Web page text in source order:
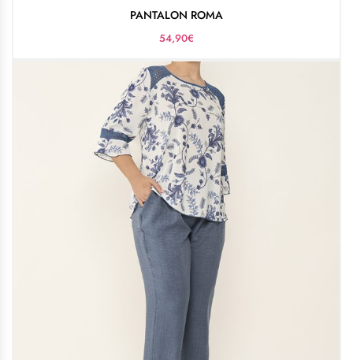
PANTALON ROMA
54,90€